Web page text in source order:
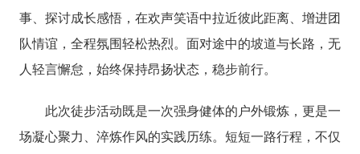
事、探讨成长感悟，在欢声笑语中拉近彼此距离、增进团
队情谊，全程氛围轻松热烈。面对途中的坡道与长路，无
人轻言懈怠，始终保持昂扬状态，稳步前行。
此次徒步活动既是一次强身健体的户外锻炼，更是一
场凝心聚力、淬炼作风的实践历练。短短一路行程，不仅